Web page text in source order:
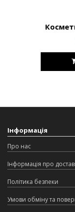
Інформація
Про нас
Інформація про
Політика безпеки
Умови обміну та